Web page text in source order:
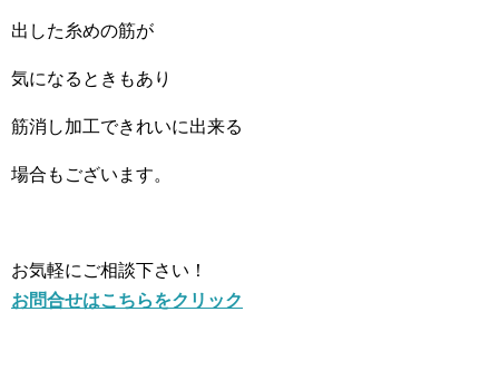
出した糸めの筋が
気になるときもあり
筋消し加工できれいに出来る
場合もございます。
お気軽にご相談下さい！
お問合せはこちらをクリック